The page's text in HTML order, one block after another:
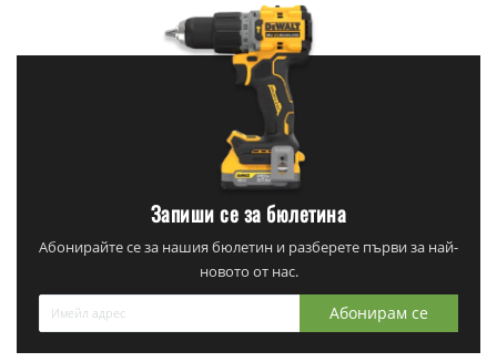
Запиши се за бюлетина
Абонирайте се за нашия бюлетин и разберете първи за най-
новото от нас.
Абонирам се